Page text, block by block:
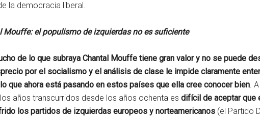
la democracia liberal.
Mouffe: el populismo de izquierdas no es suficiente
de lo que subraya Chantal Mouffe tiene gran valor y no se puede
por el socialismo y el análisis de clase le impide claramente
que ahora está pasando en estos países que ella cree conocer bien.
años transcurridos desde los años ochenta es difícil de aceptar que
los partidos de izquierdas europeos y norteamericanos (el Partido